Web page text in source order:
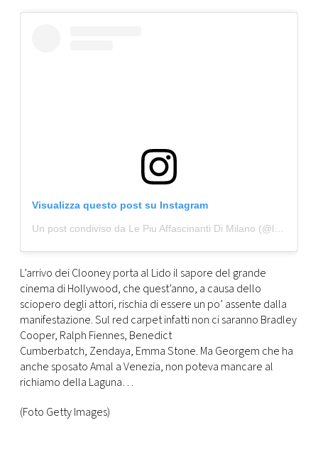
Visualizza questo post su Instagram
Un post condiviso da Le Piu Affascinanti Di Milano (@lepiuaffascinantidimilano)
L’arrivo dei Clooney porta al Lido il sapore del grande
cinema di Hollywood, che quest’anno, a causa dello
sciopero degli attori, rischia di essere un po’ assente dalla
manifestazione. Sul red carpet infatti non ci saranno Bradley
Cooper, Ralph Fiennes, Benedict
Cumberbatch, Zendaya, Emma Stone. Ma Georgem che ha
anche sposato Amal a Venezia, non poteva mancare al
richiamo della Laguna…
(Foto Getty Images)